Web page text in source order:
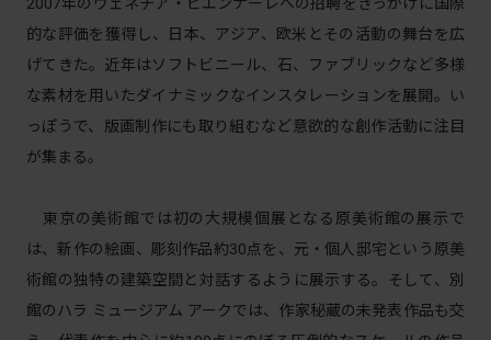
的な評価を獲得し、⽇本、アジア、欧⽶とその活動の舞台を広
げてきた。近年はソフトビニール、⽯、ファブリックなど多様
な素材を⽤いたダイナミックなインスタレーションを展開。い
っぽうで、版画制作にも取り組むなど意欲的な創作活動に注目
が集まる。
東京の美術館では初の⼤規模個展となる原美術館の展示で
は、新作の絵画、彫刻作品約30点を、元・個⼈邸宅という原美
術館の独特の建築空間と対話するように展⽰する。そして、別
館のハラ ミュージアム アークでは、作家秘蔵の未発表作品も交